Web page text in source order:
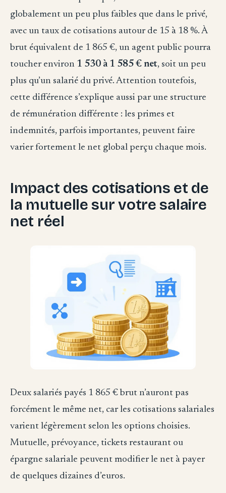
globalement un peu plus faibles que dans le privé,
avec un taux de cotisations autour de 15 à 18 %. À
brut équivalent de 1 865 €, un agent public pourra
toucher environ 1 530 à 1 585 € net, soit un peu
plus qu’un salarié du privé. Attention toutefois,
cette différence s’explique aussi par une structure
de rémunération différente : les primes et
indemnités, parfois importantes, peuvent faire
varier fortement le net global perçu chaque mois.
Impact des cotisations et de
la mutuelle sur votre salaire
net réel
Deux salariés payés 1 865 € brut n’auront pas
forcément le même net, car les cotisations salariales
varient légèrement selon les options choisies.
Mutuelle, prévoyance, tickets restaurant ou
épargne salariale peuvent modifier le net à payer
de quelques dizaines d’euros.